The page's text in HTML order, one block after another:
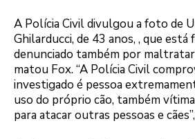
A Polícia Civil divulgou a foto de
Ghilarducci, de 43 anos, , que está
denunciado também por
matou Fox. “A Polícia Civil
investigado é pessoa
uso do próprio cão, também
para atacar outras pessoas e